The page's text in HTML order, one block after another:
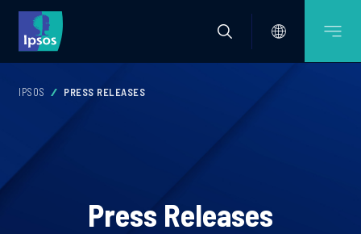
IPSOS PRESS RELEASES
Press Releases